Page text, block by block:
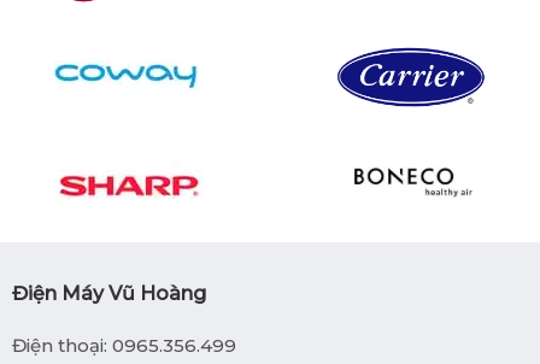
Điện Máy Vũ Hoàng
Điện thoại: 0965.356.499